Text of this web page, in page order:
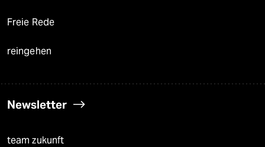
Freie Rede
reingehen
Newsletter
team zukunft